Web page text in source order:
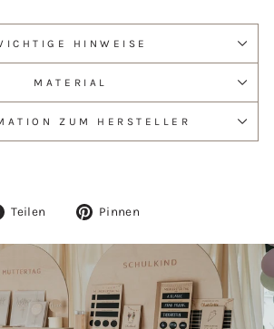
HINWEISE
MATERIAL
ZUM HERSTELLER
Teilen
Auf
Pinnen